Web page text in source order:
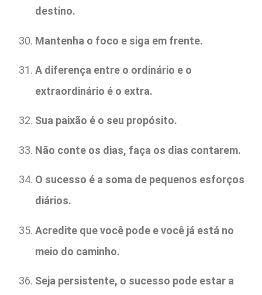
destino.
Mantenha o foco e siga em frente.
A diferença entre o ordinário e o
extraordinário é o extra.
Sua paixão é o seu propósito.
Não conte os dias, faça os dias contarem.
O sucesso é a soma de pequenos esforços
diários.
Acredite que você pode e você já está no
meio do caminho.
Seja persistente, o sucesso pode estar a